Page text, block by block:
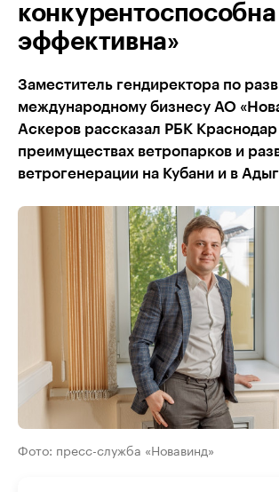
конкурентоспособна
эффективна»
Заместитель гендиректора по
международному бизнесу АО
Аскеров рассказал РБК
преимуществах ветропарков и
ветрогенерации на Кубани и в
Фото: пресс-служба «Новавинд»